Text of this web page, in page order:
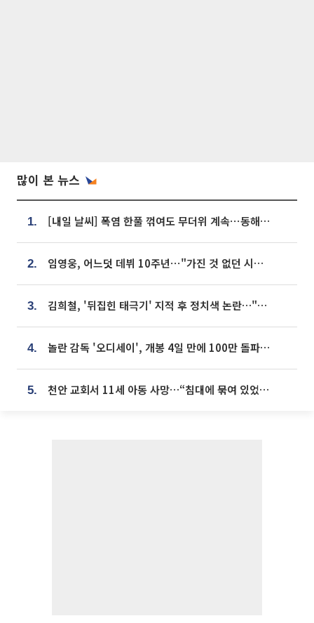
많이 본 뉴스
1. [내일 날씨] 폭염 한풀 꺾여도 무더위 계속⋯동해안 이틀 연속 비
2. 임영웅, 어느덧 데뷔 10주년⋯"가진 것 없던 시절, 내 앞엔 20명의 팬뿐"
3. 김희철, '뒤집힌 태극기' 지적 후 정치색 논란…"좌우 떠나 우리나라 국기"
4. 놀란 감독 '오디세이', 개봉 4일 만에 100만 돌파⋯'왕사남' 보다 빠르다
5. 천안 교회서 11세 아동 사망…“침대에 묶여 있었다” 진술 확보